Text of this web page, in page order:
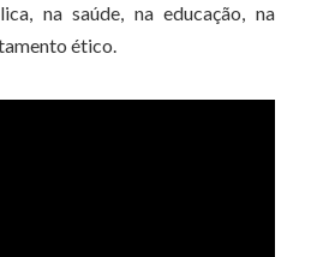
na saúde, na educação, na
ético.